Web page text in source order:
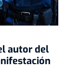
autor del